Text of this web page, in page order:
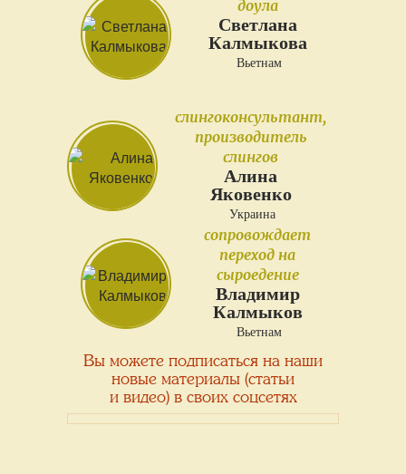
доула
Светлана
Калмыкова
Вьетнам
слингоконсультант,
производитель
слингов
Алина
Яковенко
Украина
сопровождает
переход на
сыроедение
Владимир
Калмыков
Вьетнам
Вы можете подписаться на наши
новые материалы (статьи
и видео) в своих соцсетях